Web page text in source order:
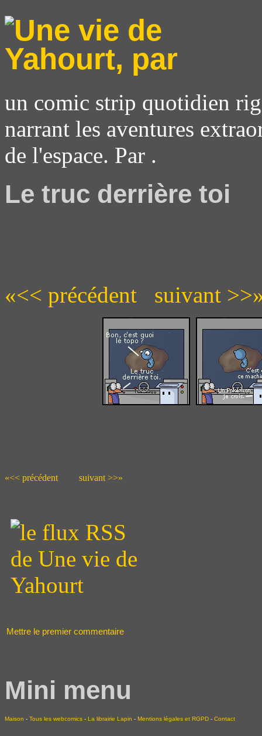
un comic strip quotidien
narrant les aventures
de l'espace. Par .
Le truc derrière toi
«<< précédent suivant
«<< précédent suivant >>»
Mettre le premier commentaire
Mini menu
Maison - Tous les webcomics - La librairie Lapin - Mentions légales et RGPD - Contact